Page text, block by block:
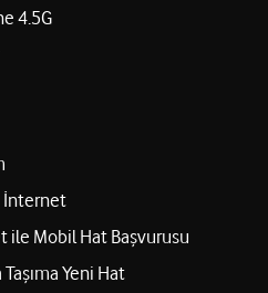
4.5G
İnternet
ile Mobil Hat Başvurusu
Yeni Hat